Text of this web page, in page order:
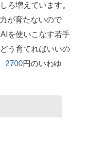
ろ増えています。
が育たないので
を使いこなす若手
う育てればいいの
2700円のいわゆ